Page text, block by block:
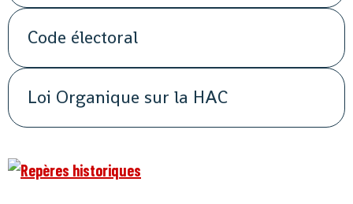
Code électoral
Loi Organique sur la HAC